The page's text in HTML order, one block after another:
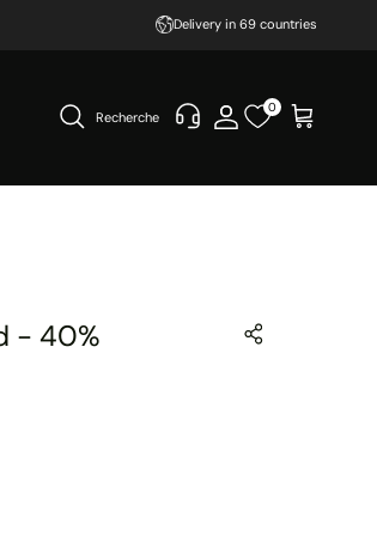
Delivery in 69 countries
Recherche
0
- 40%